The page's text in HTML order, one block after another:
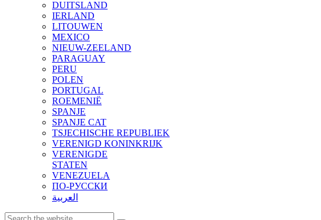
DUITSLAND
IERLAND
LITOUWEN
MEXICO
NIEUW-ZEELAND
PARAGUAY
PERU
POLEN
PORTUGAL
ROEMENIË
SPANJE
SPANJE CAT
TSJECHISCHE REPUBLIEK
VERENIGD KONINKRIJK
VERENIGDE
STATEN
VENEZUELA
ПО-РУССКИ
العربية